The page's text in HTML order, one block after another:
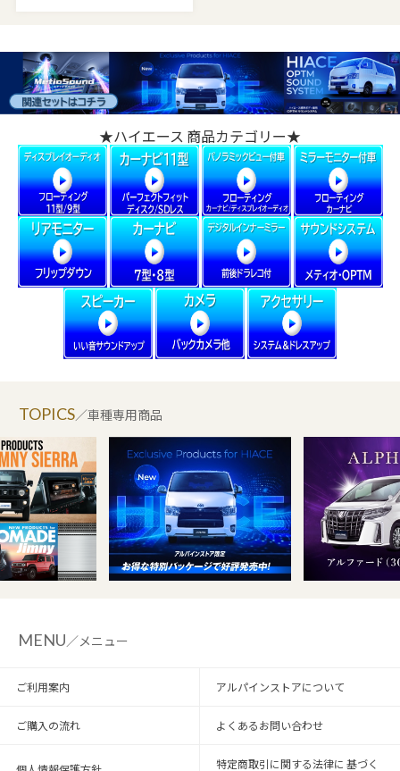
★ハイエース 商品カテゴリー★
／車種専用商品
MENU／メニュー
ご利用案内 アルパインストアについて
ご購入の流れ よくあるお問い合わせ
特定商取引に関する法律に 基づく